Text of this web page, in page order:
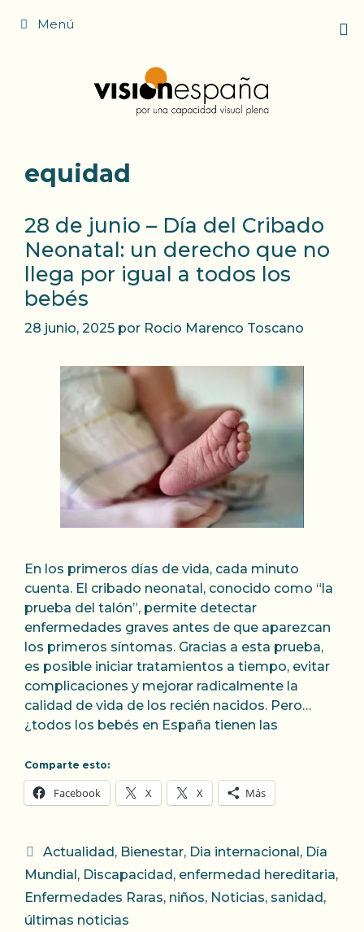
Menú
equidad
28 de junio – Día del Cribado
Neonatal: un derecho que no
llega por igual a todos los
bebés
28 junio, 2025 por Rocio Marenco Toscano
En los primeros días de vida, cada minuto
cuenta. El cribado neonatal, conocido como “la
prueba del talón”, permite detectar
enfermedades graves antes de que aparezcan
los primeros síntomas. Gracias a esta prueba,
es posible iniciar tratamientos a tiempo, evitar
complicaciones y mejorar radicalmente la
calidad de vida de los recién nacidos. Pero…
¿todos los bebés en España tienen las
Comparte esto:
Facebook X X Más
Categorías
Actualidad , Bienestar, Dia internacional , Día
Mundial , Discapacidad , enfermedad hereditaria,
Enfermedades Raras, niños, Noticias, sanidad ,
últimas noticias